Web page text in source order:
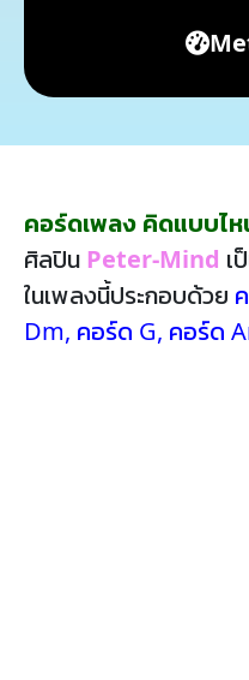
คอร์ดเพลง คิดแบบไ
ศิลปิน Peter-Mind เ
ในเพลงนี้ประกอบด้วย
Dm, คอร์ด G, คอร์ด